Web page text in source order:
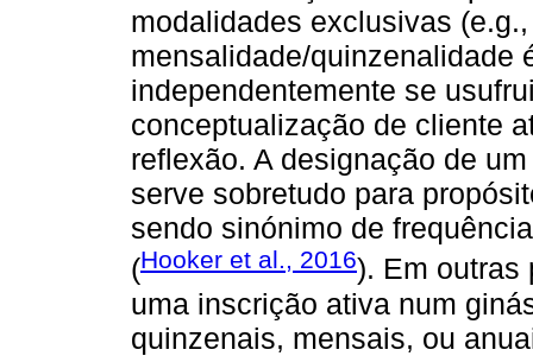
modalidades exclusivas
mensalidade/quinzenalidade
independentemente se
conceptualização de cliente
reflexão. A designação de
serve sobretudo para
sendo sinónimo de
(Hooker et al., 2016). Em outras
uma inscrição ativa num
quinzenais, mensais, ou